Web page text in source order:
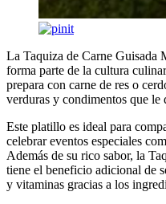
La Taquiza de Carne Guisada
forma parte de la cultura
prepara con carne de res o
verduras y condimentos que
Este platillo es ideal para
celebrar eventos especiales
Además de su rico sabor, la
tiene el beneficio adicional de
y vitaminas gracias a los